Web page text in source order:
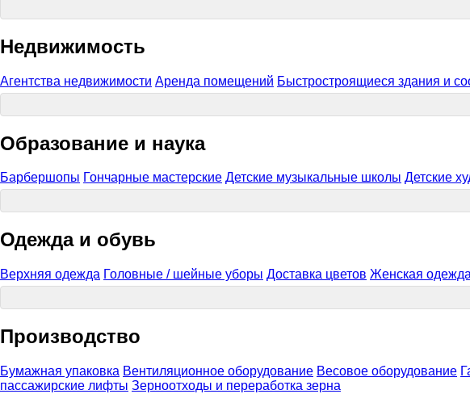
Недвижимость
Агентства недвижимости Аренда помещений Быстростроящиеся здания и
Образование и наука
Барбершопы Гончарные мастерские Детские музыкальные школы Детские
Одежда и обувь
Верхняя одежда Головные / шейные уборы Доставка цветов Женская одежда
Производство
Бумажная упаковка Вентиляционное оборудование Весовое оборудование
пассажирские лифты Зерноотходы и переработка зерна